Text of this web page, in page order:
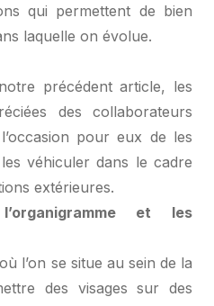
qui permettent de bien
laquelle on évolue.
précédent article, les
des collaborateurs
l’occasion pour eux de les
véhiculer dans le cadre
extérieures.
et les
l’on se situe au sein de la
des visages sur des